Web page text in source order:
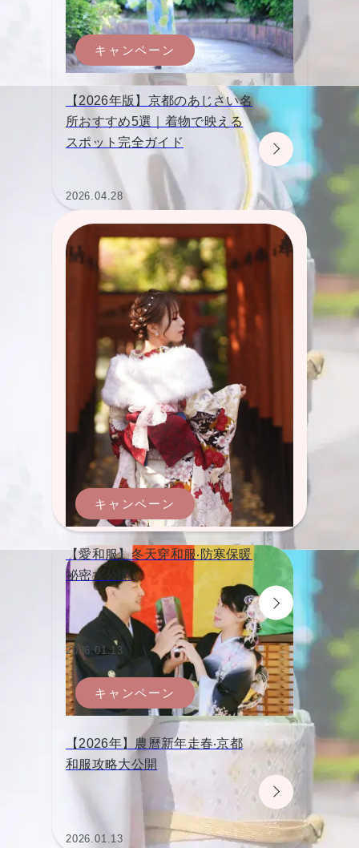
キャンペーン
【2026年版】京都のあじさい名
所おすすめ5選｜着物で映える
スポット完全ガイド
2026.04.28
キャンペーン
【愛和服】冬天穿和服‧防寒保暖
祕密大公開
2026.01.13
キャンペーン
【2026年】農曆新年走春‧京都
和服攻略大公開
2026.01.13